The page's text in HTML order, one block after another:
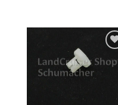
Zum
Merkzettel
hinzufügen